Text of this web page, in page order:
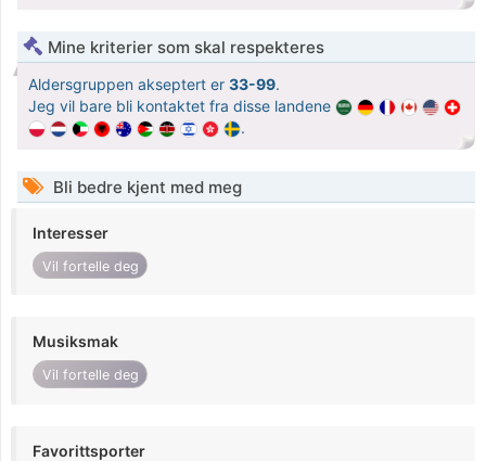
Mine kriterier som skal respekteres
Aldersgruppen akseptert er 33-99.
Jeg vil bare bli kontaktet fra disse landene
.
Bli bedre kjent med meg
Interesser
Vil fortelle deg
Musiksmak
Vil fortelle deg
Favorittsporter